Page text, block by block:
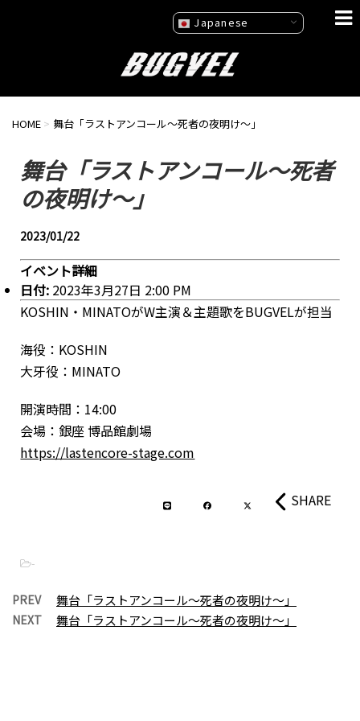
HOME > 舞台「ラストアンコール〜死者の夜明け〜」
舞台「ラストアンコール〜死者
の夜明け〜」
2023/01/22
イベント詳細
日付: 2023年3月27日 2:00 PM
KOSHIN・MINATOがW主演＆主題歌をBUGVELが担当
海役：KOSHIN
大牙役：MINATO
開演時間：14:00
会場：銀座 博品館劇場
https://lastencore-stage.com
SHARE
-
PREV 舞台「ラストアンコール〜死者の夜明け〜」
NEXT 舞台「ラストアンコール〜死者の夜明け〜」
Japanese